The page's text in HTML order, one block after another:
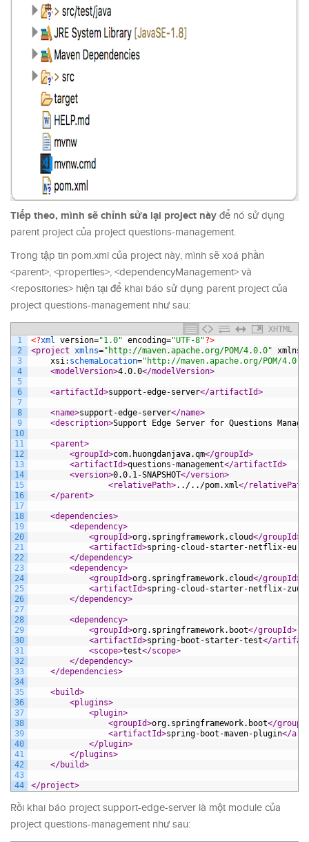
Tiếp theo, mình sẽ chỉnh sửa lại project này để nó sử dụng
parent project của project questions-management.
Trong tập tin pom.xml của project này, mình sẽ xoá phần
<parent>, <properties>, <dependencyManagement> và
<repositories> hiện tại để khai báo sử dụng parent project của
project questions-management như sau:
XHTML
1
2
3
4
5
6
7
8
9
10
11
12
13
14
15
16
17
18
19
20
21
22
23
24
25
26
27
28
29
30
31
32
33
34
35
36
37
38
39
40
41
42
43
44
<?xml version="1.0" encoding="UTF-8"?>
<project xmlns="http://maven.apache.org/POM/4.0.0" xmlns
xsi : schemaLocation="http://maven.apache.org/POM/
<modelVersion>4.0.0</modelVersion>
<artifactId>support-edge-server</artifactId>
<name>support-edge-server</name>
<description>Support Edge Server for Questions
<parent>
<groupId>com.huongdanjava.qm</groupId>
<artifactId>questions-management</artifactId>
<version>0.0.1-SNAPSHOT</version>
<relativePath>../../pom.xml</
</parent>
<dependencies>
<dependency>
<groupId>org.springframework.cloud</groupId>
<artifactId>spring-cloud-starter-netflix-
</dependency>
<dependency>
<groupId>org.springframework.cloud</groupId>
<artifactId>spring-cloud-starter-netflix-zuul
</dependency>
<dependency>
<groupId>org.springframework.boot</groupId>
<artifactId>spring-boot-starter-test</
<scope>test</scope>
</dependency>
</dependencies>
<build>
<plugins>
<plugin>
<groupId>org.springframework.boot</
<artifactId>spring-boot-maven-plugin</
</plugin>
</plugins>
</build>
</project>
Rồi khai báo project support-edge-server là một module của
project questions-management như sau: